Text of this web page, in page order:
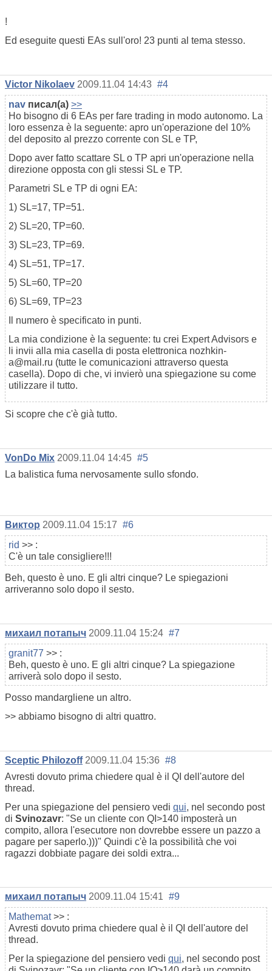
!
Ed eseguite questi EAs sull'oro! 23 punti al tema stesso.
Victor Nikolaev 2009.11.04 14:43 #4
nav писал(а) >>
Ho bisogno di 6 EAs per fare trading in modo autonomo. La
loro essenza è la seguente: apro un'operazione del 10%
del deposito al prezzo corrente con SL e TP,
Dopo aver fatto scattare SL o TP apri un'operazione nella
direzione opposta con gli stessi SL e TP.
Parametri SL e TP di ogni EA:
1) SL=17, TP=51.
2) SL=20, TP=60.
3) SL=23, TP=69.
4) SL=51, TP=17.
5) SL=60, TP=20
6) SL=69, TP=23
Il numero è specificato in punti.
La mia condizione è la seguente: tu crei Expert Advisors e
li invii alla mia casella di posta elettronica nozhkin-
a@mail.ru (tutte le comunicazioni attraverso questa
casella). Dopo di che, vi invierò una spiegazione su come
utilizzare il tutto.
Si scopre che c'è già tutto.
VonDo Mix 2009.11.04 14:45 #5
La balistica fuma nervosamente sullo sfondo.
Виктор 2009.11.04 15:17 #6
rid >> :
C'è un tale consigliere!!!
Beh, questo è uno. E gli altri cinque? Le spiegazioni
arriveranno solo dopo il sesto.
михаил потапыч 2009.11.04 15:24 #7
granit77 >> :
Beh, questo è uno. E gli altri cinque? La spiegazione
arriverà solo dopo il sesto.
Posso mandargliene un altro.
>> abbiamo bisogno di altri quattro.
Sceptic Philozoff 2009.11.04 15:36 #8
Avresti dovuto prima chiedere qual è il QI dell'autore del
thread.
Per una spiegazione del pensiero vedi qui, nel secondo post
di Svinozavr: "Se un cliente con QI>140 imposterà un
compito, allora l'esecutore non dovrebbe essere un pazzo a
pagare per saperlo.)))" Quindi c'è la possibilità che voi
ragazzi dobbiate pagare dei soldi extra...
михаил потапыч 2009.11.04 15:41 #9
Mathemat>> :
Avresti dovuto prima chiedere qual è il QI dell'autore del
thread.
Per la spiegazione del pensiero vedi qui, nel secondo post